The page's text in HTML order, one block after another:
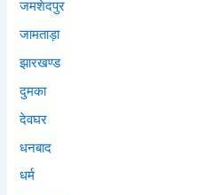
जमशेदपुर
जामताड़ा
झारखण्ड
दुमका
देवघर
धनबाद
धर्म